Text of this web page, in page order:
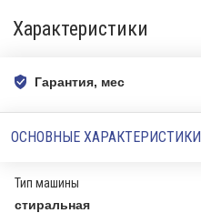
Характеристики
Гарантия, мес
ОСНОВНЫЕ ХАРАКТЕРИСТИКИ
Тип машины
стиральная